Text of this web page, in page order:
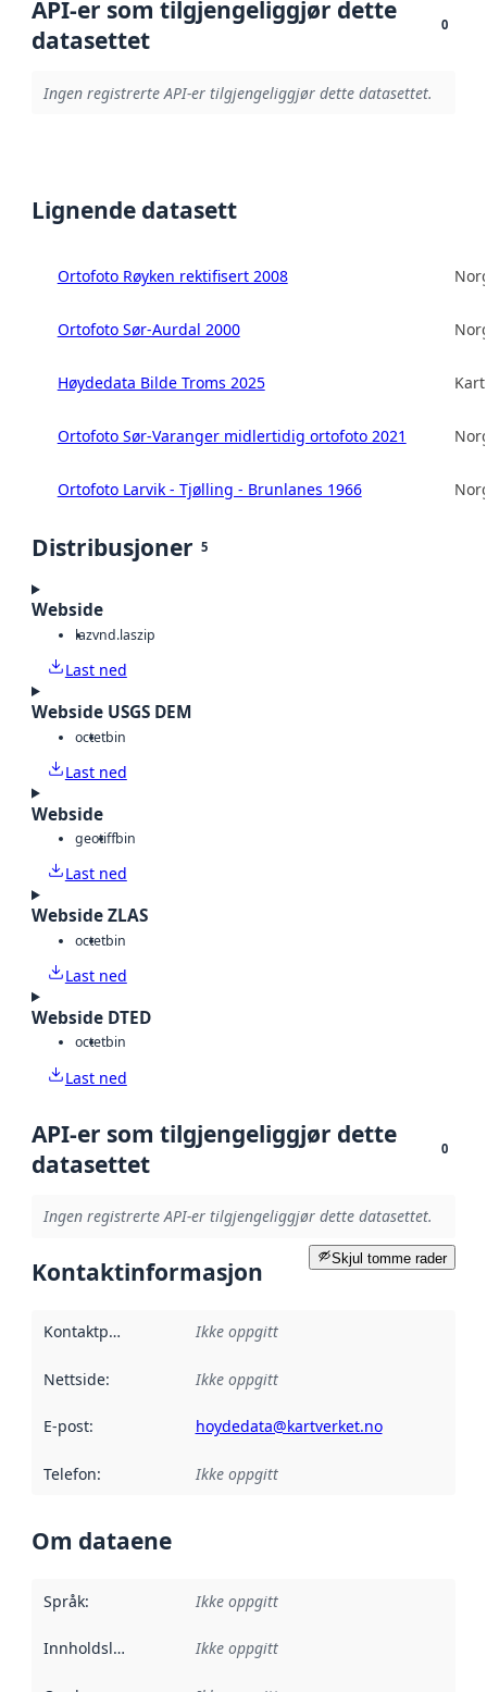
API-er som tilgjengeliggjør dette
datasettet
0
Ingen registrerte API-er tilgjengeliggjør dette datasettet.
Lignende datasett
Ortofoto Røyken rektifisert 2008
Ortofoto Sør-Aurdal 2000
Høydedata Bilde Troms 2025
Ortofoto Sør-Varanger midlertidig ortofoto 2021
Ortofoto Larvik - Tjølling - Brunlanes 1966
Distribusjoner 5
Webside
lazvnd.laszip
Last ned
Webside USGS DEM
octetbin
Last ned
Webside
geotiffbin
Last ned
Webside ZLAS
octetbin
Last ned
Webside DTED
octetbin
Last ned
API-er som tilgjengeliggjør dette
datasettet
0
Ingen registrerte API-er tilgjengeliggjør dette datasettet.
Skjul tomme rader
Kontaktinformasjon
Kontaktpunkt Ikke oppgitt
Nettside: Ikke oppgitt
E-post: hoydedata@kartverket.no
Telefon: Ikke oppgitt
Om dataene
Språk: Ikke oppgitt
Innholdsleverandører :
Ikke oppgitt